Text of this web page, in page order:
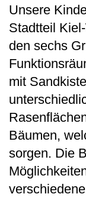
Unsere
Stadtteil
den sechs
mit
Bäumen,
sorgen. Die